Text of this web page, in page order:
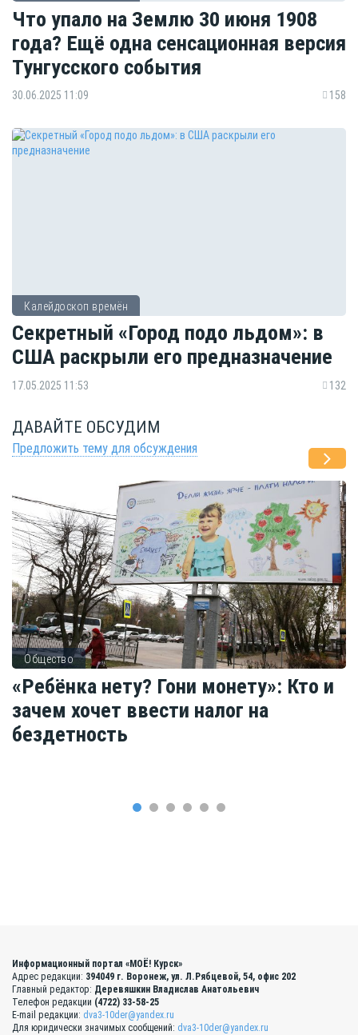
Что упало на Землю 30 июня 1908
года? Ещё одна сенсационная версия
Тунгусского события
30.06.2025 11:09 158
Калейдоскоп времён
Секретный «Город подо льдом»: в
США раскрыли его предназначение
17.05.2025 11:53 132
ДАВАЙТЕ ОБСУДИМ
Предложить тему для обсуждения
Общество
«Ребёнка нету? Гони монету»: Кто и
зачем хочет ввести налог на
бездетность
Информационный портал «МОЁ! Курск»
Адрес редакции: 394049 г. Воронеж, ул. Л.Рябцевой, 54, офис 202
Главный редактор: Деревяшкин Владислав Анатольевич
Телефон редакции (4722) 33-58-25
E-mail редакции: dva3-10der@yandex.ru
Для юридически значимых сообщений: dva3-10der@yandex.ru